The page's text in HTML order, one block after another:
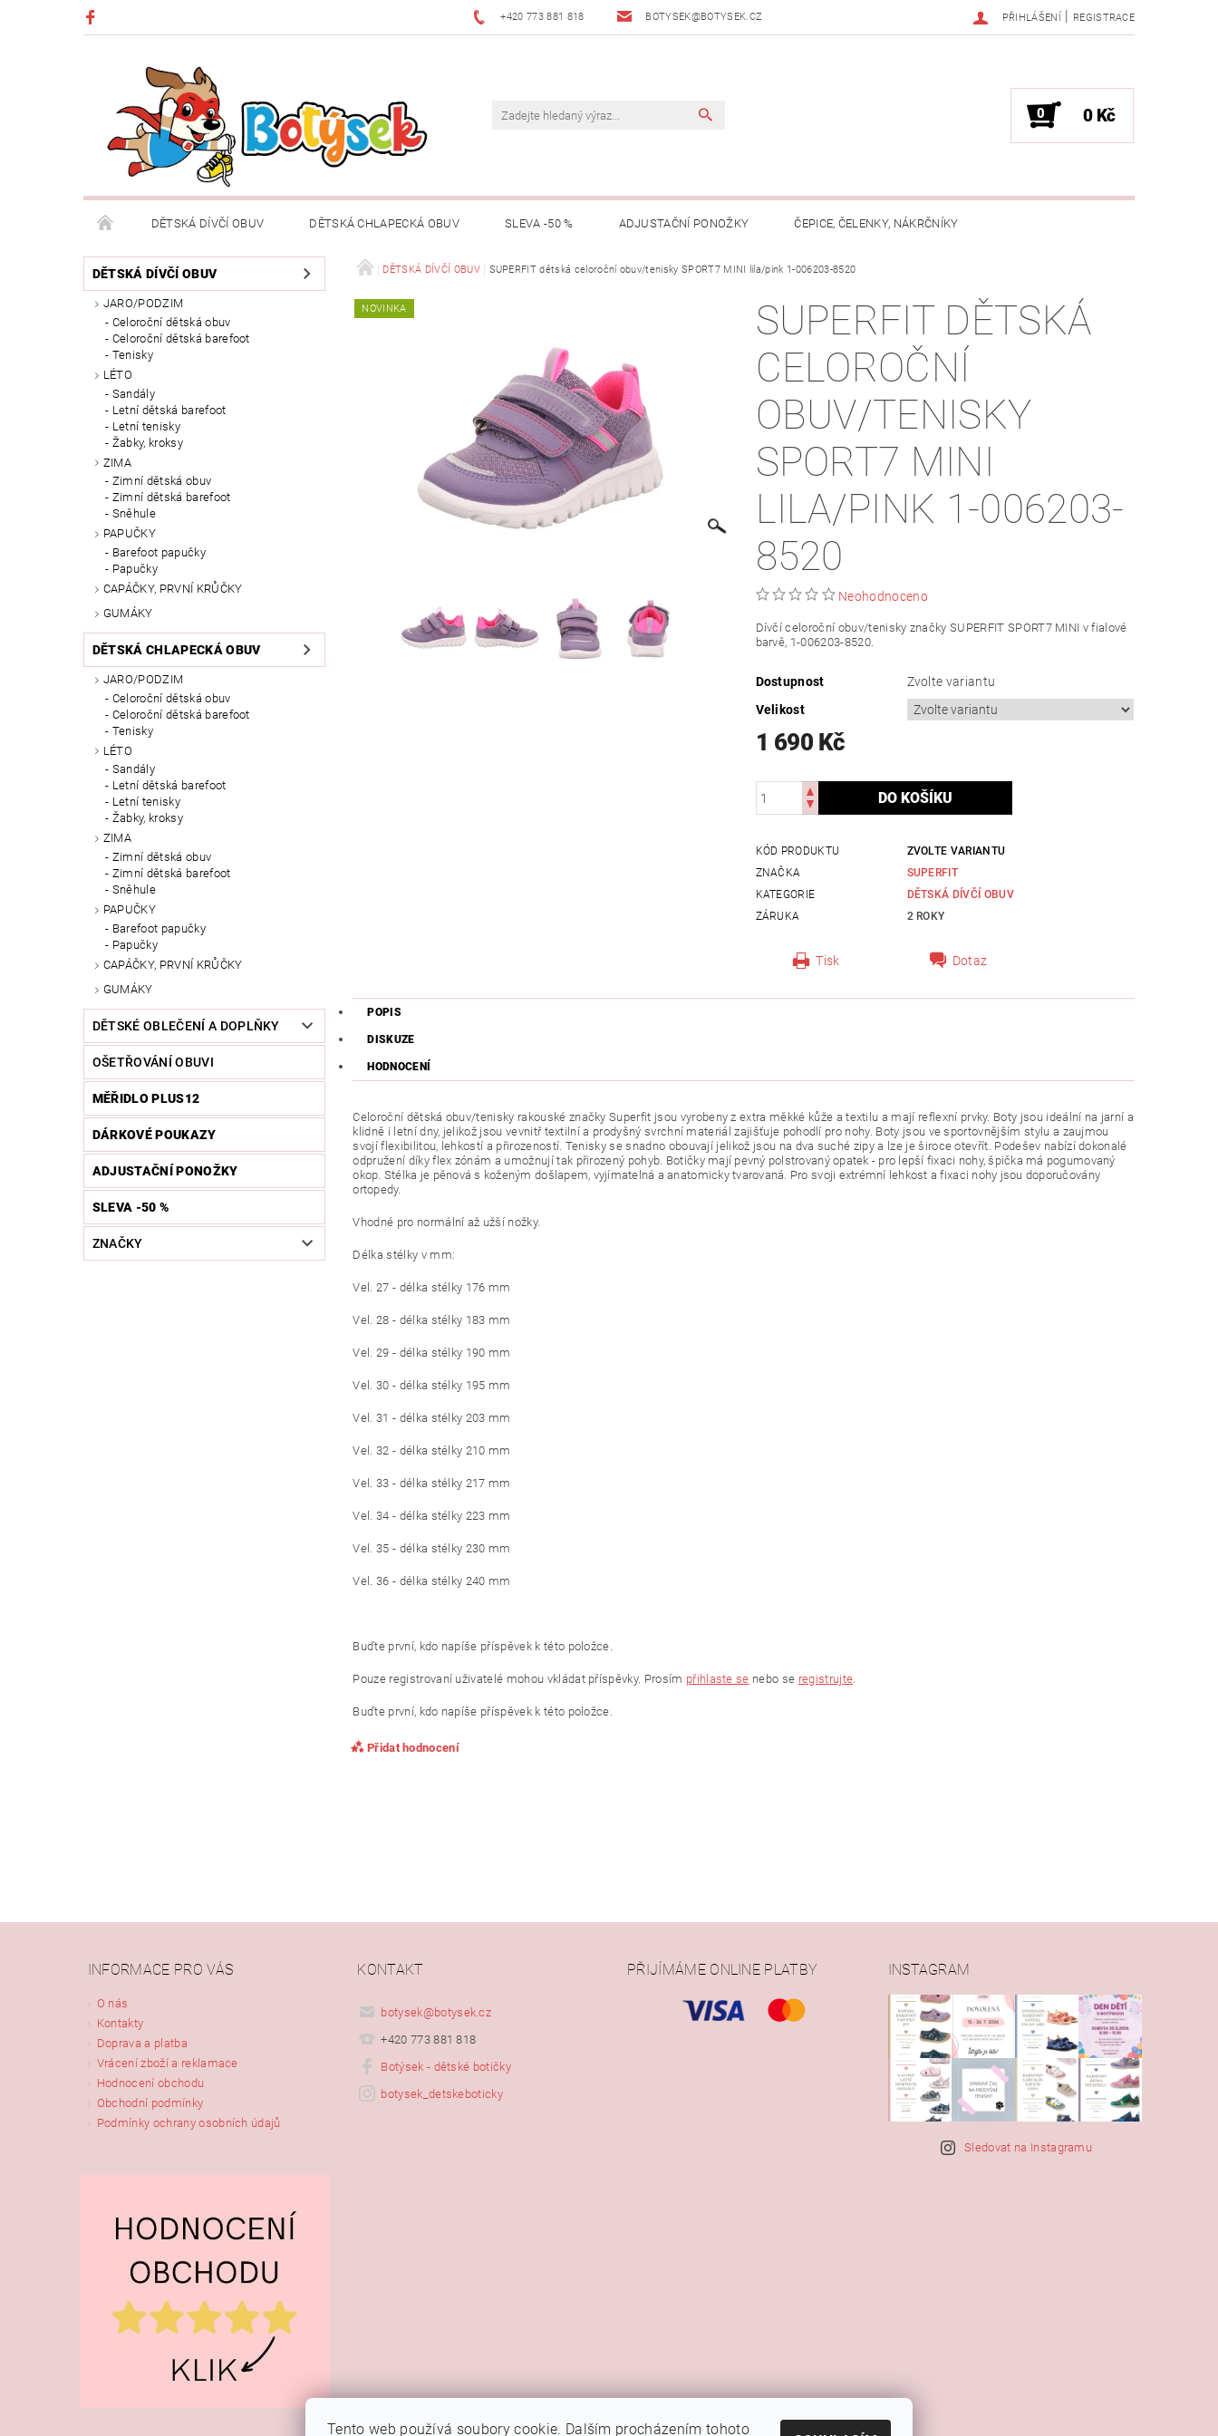
+420 773 881 818 BOTYSEK@BOTYSEK.CZ PŘIHLÁŠENÍ | REGISTRACE
0 0 Kč
DĚTSKÁ DÍVČÍ OBUV DĚTSKÁ CHLAPECKÁ OBUV SLEVA -50 % ADJUSTAČNÍ PONOŽKY ČEPICE, ČELENKY, NÁKRČNÍKY
DĚTSKÉ OBLEČENÍ A DOPLŇKY DÁRKOVÉ POUKAZY OŠETŘOVÁNÍ OBUVI O NÁS KONTAKTY JAK VYBRAT SPRÁVNOU VELIKOST?
DOPRAVA A PLATBA VRÁCENÍ ZBOŽÍ A REKLAMACE O ADJUSTAČNÍCH PONOŽKÁCH
DĚTSKÁ DÍVČÍ OBUV
JARO/PODZIM
Celoroční dětská obuv
Celoroční dětská barefoot
Tenisky
LÉTO
Sandály
Letní dětská barefoot
Letní tenisky
Žabky, kroksy
ZIMA
Zimní dětská obuv
Zimní dětská barefoot
Sněhule
PAPUČKY
Barefoot papučky
Papučky
CAPÁČKY, PRVNÍ KRŮČKY
GUMÁKY
DĚTSKÁ CHLAPECKÁ OBUV
JARO/PODZIM
Celoroční dětská obuv
Celoroční dětská barefoot
Tenisky
LÉTO
Sandály
Letní dětská barefoot
Letní tenisky
Žabky, kroksy
ZIMA
Zimní dětská obuv
Zimní dětská barefoot
Sněhule
PAPUČKY
Barefoot papučky
Papučky
CAPÁČKY, PRVNÍ KRŮČKY
GUMÁKY
DĚTSKÉ OBLEČENÍ A DOPLŇKY
OŠETŘOVÁNÍ OBUVI
MĚŘIDLO PLUS12
DÁRKOVÉ POUKAZY
ADJUSTAČNÍ PONOŽKY
SLEVA -50 %
ZNAČKY
DĚTSKÁ DÍVČÍ OBUV SUPERFIT dětská celoroční obuv/tenisky SPORT7 MINI lila/pink 1-006203-8520
NOVINKA
SUPERFIT DĚTSKÁ
CELOROČNÍ
OBUV/TENISKY
SPORT7 MINI
LILA/PINK 1-006203-
8520
Neohodnoceno
Dívčí celoroční obuv/tenisky značky SUPERFIT SPORT7 MINI v fialové
barvě, 1-006203-8520.
Dostupnost
Zvolte variantu
Velikost
1 690 Kč
KÓD PRODUKTU
ZVOLTE VARIANTU
ZNAČKA
SUPERFIT
KATEGORIE
DĚTSKÁ DÍVČÍ OBUV
ZÁRUKA
2 ROKY
Tisk Dotaz
POPIS
DISKUZE
HODNOCENÍ
Celoroční dětská obuv/tenisky rakouské značky Superfit jsou vyrobeny z extra měkké kůže a textilu a mají reflexní prvky. Boty jsou ideální na jarní a
klidně i letní dny, jelikož jsou vevnitř textilní a prodyšný svrchní materiál zajišťuje pohodlí pro nohy. Boty jsou ve sportovnějším stylu a zaujmou
svojí flexibilitou, lehkostí a přirozeností. Tenisky se snadno obouvají jelikož jsou na dva suché zipy a lze je široce otevřít. Podešev nabízí dokonalé
odpružení díky flex zónám a umožnují tak přirozený pohyb. Botičky mají pevný polstrovaný opatek - pro lepší fixaci nohy, špička má pogumovaný
okop. Stélka je pěnová s koženým došlapem, vyjímatelná a anatomicky tvarovaná. Pro svoji extrémní lehkost a fixaci nohy jsou doporučovány
ortopedy.
Vhodné pro normální až užší nožky.
Délka stélky v mm:
Vel. 27 - délka stélky 176 mm
Vel. 28 - délka stélky 183 mm
Vel. 29 - délka stélky 190 mm
Vel. 30 - délka stélky 195 mm
Vel. 31 - délka stélky 203 mm
Vel. 32 - délka stélky 210 mm
Vel. 33 - délka stélky 217 mm
Vel. 34 - délka stélky 223 mm
Vel. 35 - délka stélky 230 mm
Vel. 36 - délka stélky 240 mm
Buďte první, kdo napíše příspěvek k této položce.
Pouze registrovaní uživatelé mohou vkládat příspěvky. Prosím přihlaste se nebo se registrujte.
Buďte první, kdo napíše příspěvek k této položce.
Přidat hodnocení
INFORMACE PRO VÁS
O nás
Kontakty
Doprava a platba
Vrácení zboží a reklamace
Hodnocení obchodu
Obchodní podmínky
Podmínky ochrany osobních údajů
KONTAKT
botysek@botysek.cz
+420 773 881 818
Botýsek - dětské botičky
botysek_detskeboticky
PŘIJÍMÁME ONLINE PLATBY INSTAGRAM
Sledovat na Instagramu
Tento web používá soubory cookie. Dalším procházením tohoto